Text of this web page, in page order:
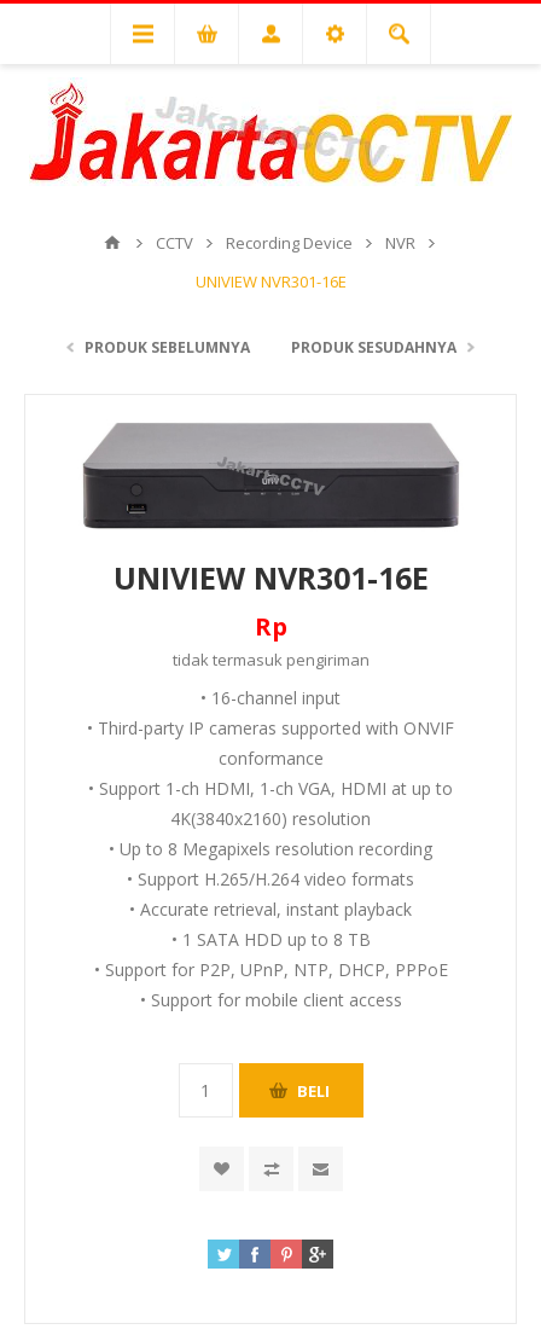
CCTV Recording Device
NVR
UNIVIEW NVR301-16E
PRODUK SEBELUMNYA PRODUK SESUDAHNYA
UNIVIEW NVR301-16E
Rp
tidak termasuk pengiriman
• 16-channel input
• Third-party IP cameras supported with ONVIF
conformance
• Support 1-ch HDMI, 1-ch VGA, HDMI at up to
4K(3840x2160) resolution
• Up to 8 Megapixels resolution recording
• Support H.265/H.264 video formats
• Accurate retrieval, instant playback
• 1 SATA HDD up to 8 TB
• Support for P2P, UPnP, NTP, DHCP, PPPoE
• Support for mobile client access